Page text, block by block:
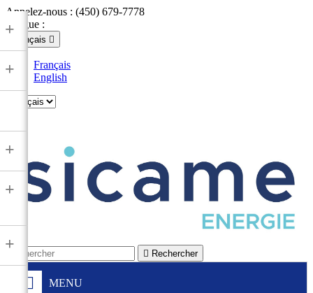
Appelez-nous : (450) 679-7778
Langue :
Français 
Français
English
 Rechercher
MENU
+
+
+
+
+